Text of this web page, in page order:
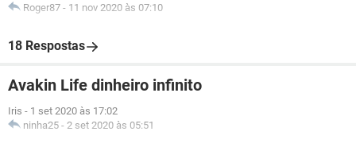
Roger87 - 11 nov 2020 às 07:10
18 Respostas
Avakin Life dinheiro infinito
Iris - 1 set 2020 às 17:02
ninha25 - 2 set 2020 às 05:51